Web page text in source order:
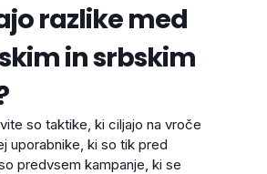
razlike med
in srbskim
so taktike, ki ciljajo na vroče
uporabnike, ki so tik pred
predvsem kampanje, ki se